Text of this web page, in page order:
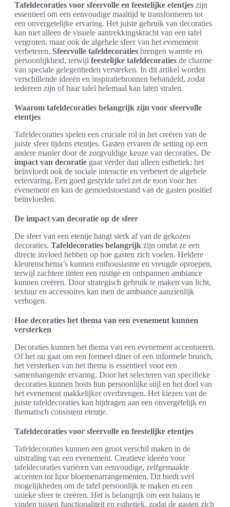
Tafeldecoraties voor sfeervolle en feestelijke etentjes zijn
essentieel om een eenvoudige maaltijd te transformeren tot
een onvergetelijke ervaring. Het juiste gebruik van decoraties
kan niet alleen de visuele aantrekkingskracht van een tafel
vergroten, maar ook de algehele sfeer van het evenement
verbeteren. Sfeervolle tafeldecoraties brengen warmte en
persoonlijkheid, terwijl feestelijke tafeldecoraties de charme
van speciale gelegenheden versterken. In dit artikel worden
verschillende ideeën en inspiratiebronnen behandeld, zodat
iedereen zijn of haar tafel helemaal kan laten stralen.
Waarom tafeldecoraties belangrijk zijn voor sfeervolle
etentjes
Tafeldecoraties spelen een cruciale rol in het creëren van de
juiste sfeer tijdens etentjes. Gasten ervaren de setting op een
andere manier door de zorgvuldige keuze van decoraties. De
impact van decoratie gaat verder dan alleen esthetiek; het
beïnvloedt ook de sociale interactie en verbetert de algehele
eetervaring. Een goed gestylde tafel zet de toon voor het
evenement en kan de gemoedstoestand van de gasten positief
beïnvloeden.
De impact van decoratie op de sfeer
De sfeer van een etentje hangt sterk af van de gekozen
decoraties. Tafeldecoraties belangrijk zijn omdat ze een
directe invloed hebben op hoe gasten zich voelen. Heldere
kleurenschema’s kunnen enthousiasme en vreugde oproepen,
terwijl zachtere tinten een rustige en ontspannen ambiance
kunnen creëren. Door strategisch gebruik te maken van licht,
textuur en accessoires kan men de ambiance aanzienlijk
verhogen.
Hoe decoraties het thema van een evenement kunnen
versterken
Decoraties kunnen het thema van een evenement accentueren.
Of het nu gaat om een formeel diner of een informele brunch,
het versterken van het thema is essentieel voor een
samenhangende ervaring. Door het selecteren van specifieke
decoraties kunnen hosts hun persoonlijke stijl en het doel van
het evenement makkelijker overbrengen. Het kiezen van de
juiste tafeldecoraties kan bijdragen aan een onvergetelijk en
thematisch consistent etentje.
Tafeldecoraties voor sfeervolle en feestelijke etentjes
Tafeldecoraties kunnen een groot verschil maken in de
uitstraling van een evenement. Creatieve ideeën voor
tafeldecoraties variëren van eenvoudige, zelfgemaakte
accenten tot luxe bloemenarrangementen. Dit biedt veel
mogelijkheden om de tafel persoonlijk te maken en een
unieke sfeer te creëren. Het is belangrijk om een balans te
vinden tussen functionaliteit en esthetiek, zodat de gasten zich